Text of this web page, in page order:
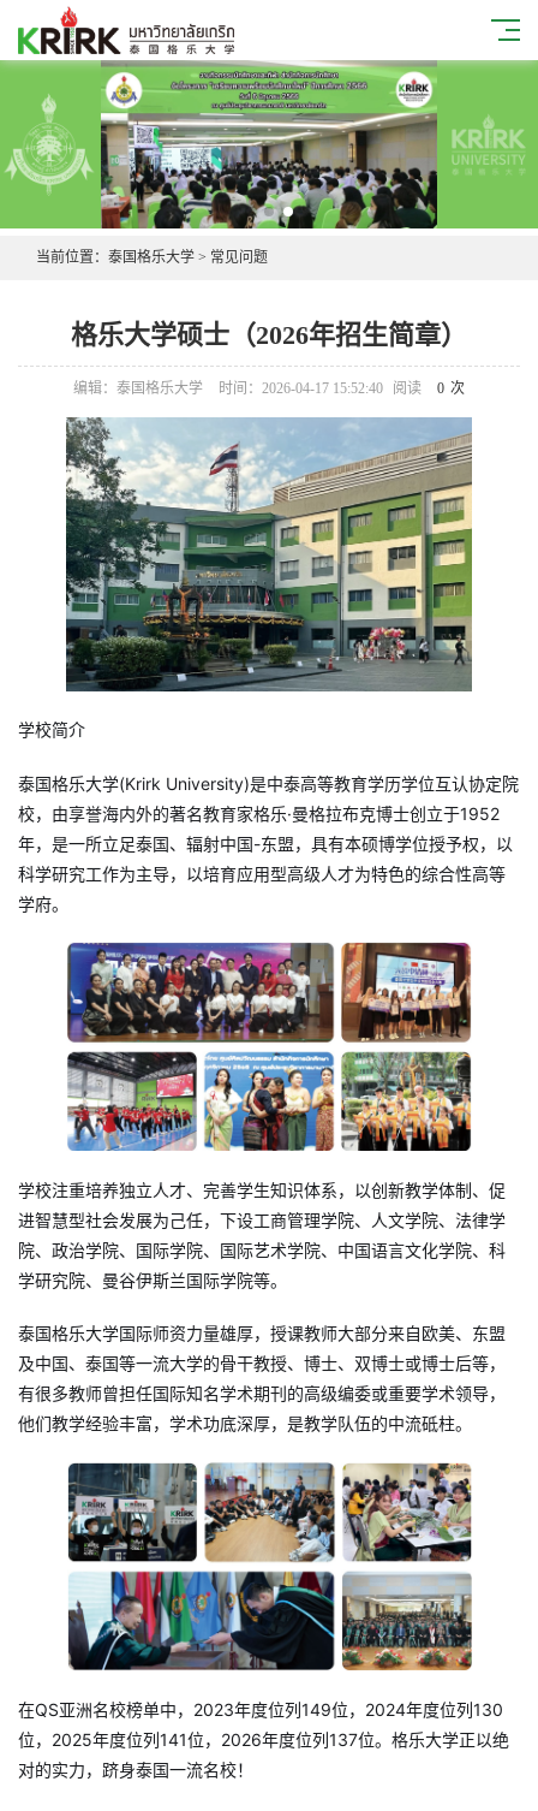
当前位置： 泰国格乐大学 > 常见问题
格乐大学硕士（2026年招生简章）
编辑：泰国格乐大学 时间：2026-04-17 15:52:40 阅读 0 次
学校简介
泰国格乐大学(Krirk University)是中泰高等教育学历学位互认协定院
校，由享誉海内外的著名教育家格乐·曼格拉布克博士创立于1952
年，是一所立足泰国、辐射中国-东盟，具有本硕博学位授予权，以
科学研究工作为主导，以培育应用型高级人才为特色的综合性高等
学府。
学校注重培养独立人才、完善学生知识体系，以创新教学体制、促
进智慧型社会发展为己任，下设工商管理学院、人文学院、法律学
院、政治学院、国际学院、国际艺术学院、中国语言文化学院、科
学研究院、曼谷伊斯兰国际学院等。
泰国格乐大学国际师资力量雄厚，授课教师大部分来自欧美、东盟
及中国、泰国等一流大学的骨干教授、博士、双博士或博士后等，
有很多教师曾担任国际知名学术期刊的高级编委或重要学术领导，
他们教学经验丰富，学术功底深厚，是教学队伍的中流砥柱。
在QS亚洲名校榜单中，2023年度位列149位，2024年度位列130
位，2025年度位列141位，2026年度位列137位。格乐大学正以绝
对的实力，跻身泰国一流名校！